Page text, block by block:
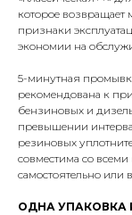
которое
признаки
экономии на
5-минутная
рекомендована к
бензиновых и
превышении
резиновых
совместима со
самостоятельно или
ОДНА УПАКОВКА